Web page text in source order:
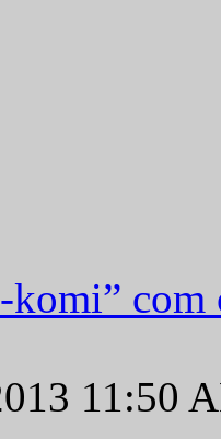
komi” com
11:50